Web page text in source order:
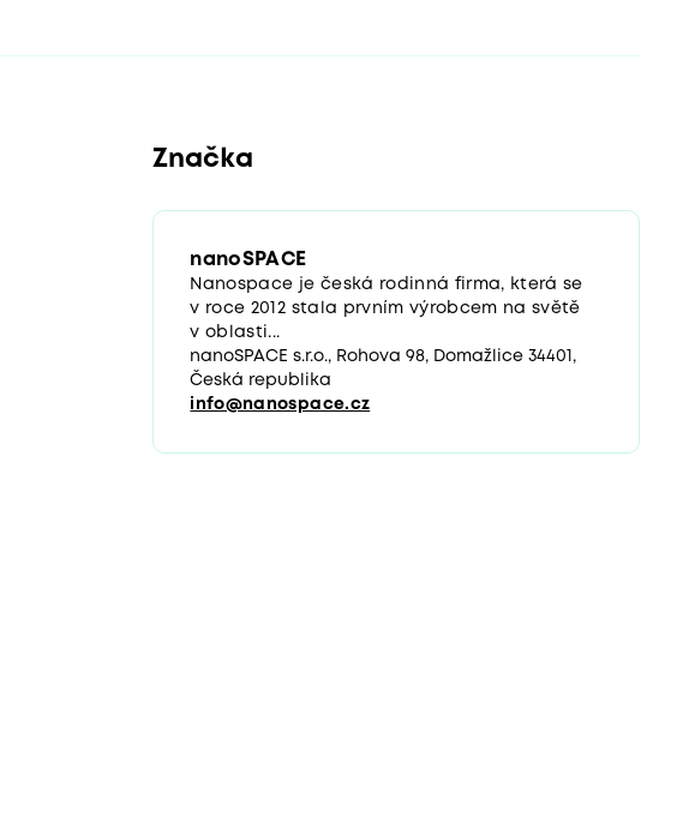
Značka
nanoSPACE
Nanospace je česká rodinná firma, která se
v roce 2012 stala prvním výrobcem na světě
v oblasti...
nanoSPACE s.r.o., Rohova 98, Domažlice 34401,
Česká republika
info@nanospace.cz